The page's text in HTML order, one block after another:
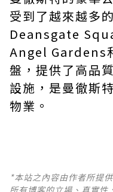
受到了越來越多
Deansgate
Angel Gardens
盤，提供了高品
設施，是曼徹斯
物業。
*本站之內容由作者所提